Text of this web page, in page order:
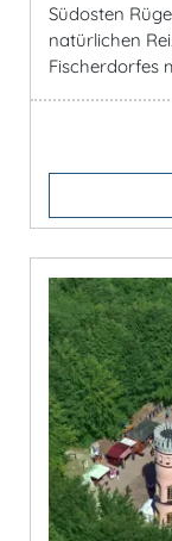
Südosten
natürlichen
Fischerdorfes